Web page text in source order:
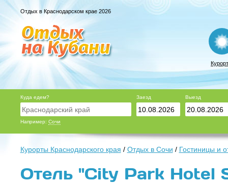
Отдых в Краснодарском крае 2026
Куда едем?
Например: Сочи
Заезд Выезд
Курорты Краснодарского края / Отдых в Сочи / Гостиницы и
Отель "City Park Hotel